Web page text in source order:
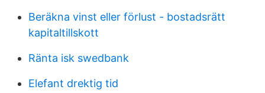
Beräkna vinst eller förlust - bostadsrätt
kapitaltillskott
Ränta isk swedbank
Elefant drektig tid